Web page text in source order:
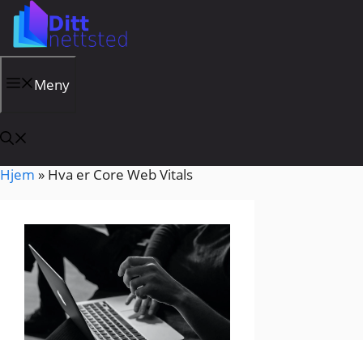
Hopp
innhold
Meny
Hjem » Hva er Core Web Vitals